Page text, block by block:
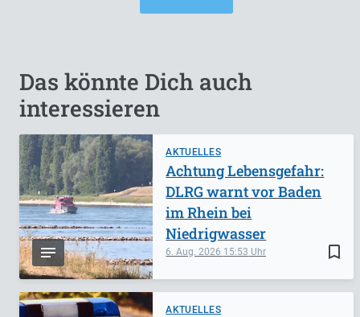
Das könnte Dich auch
interessieren
AKTUELLES
bookmark_border
6. Aug. 2026 15:53
Achtung Lebensgefahr:
DLRG warnt vor Baden
im Rhein bei
Niedrigwasser
AKTUELLES